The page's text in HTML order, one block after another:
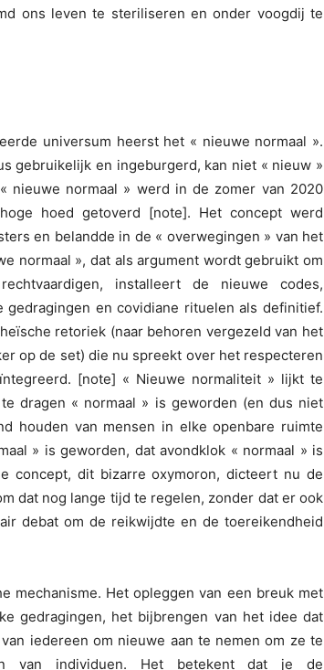
ons leven te steriliseren en onder voogdij te
universum heerst het « nieuwe normaal ».
gebruikelijk en ingeburgerd, kan niet « nieuw »
nieuwe normaal » werd in de zomer van 2020
hoed getoverd [note]. Het concept werd
en belandde in de « overwegingen » van het
normaal », dat als argument wordt gebruikt om
installeert de nieuwe codes,
en covidiane rituelen als definitief.
retoriek (naar behoren vergezeld van het
op de set) die nu spreekt over het respecteren
[note] « Nieuwe normaliteit » lijkt te
dragen « normaal » is geworden (en dus niet
houden van mensen in elke openbare ruimte
» is geworden, dat avondklok « normaal » is
concept, dit bizarre oxymoron, dicteert nu de
dat nog lange tijd te regelen, zonder dat er ook
debat om de reikwijdte en de toereikendheid
mechanisme. Het opleggen van een breuk met
gedragingen, het bijbrengen van het idee dat
iedereen om nieuwe aan te nemen om ze te
van individuen. Het betekent dat je de